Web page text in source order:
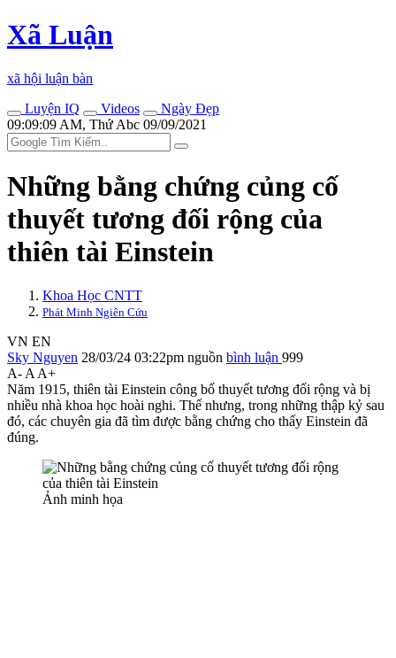
Xã Luận
xã hội luận bàn
Luyện IQ
Videos
Ngày Đẹp
09:09:09 AM, Thứ Abc 09/09/2021
Những bằng chứng củng cố
thuyết tương đối rộng của
thiên tài Einstein
Khoa Học CNTT
Phát Minh Ngiên Cứu
VN EN
Sky Nguyen 28/03/24 03:22pm nguồn bình luận 999
A- A A+
Năm 1915, thiên tài Einstein công bố thuyết tương đối rộng và bị
nhiều nhà khoa học hoài nghi. Thế nhưng, trong những thập kỷ sau
đó, các chuyên gia đã tìm được bằng chứng cho thấy Einstein đã
đúng.
Ảnh minh họa